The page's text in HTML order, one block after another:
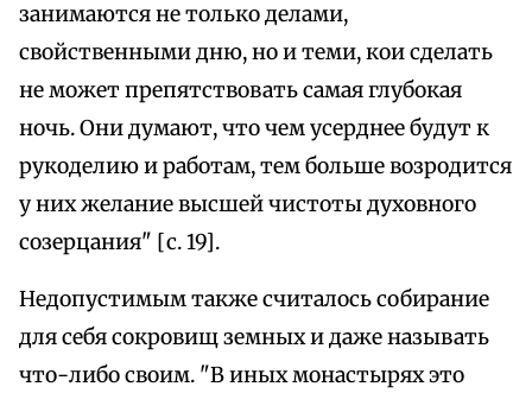
занимаются не только делами,
свойственными дню, но и теми, кои сделать
не может препятствовать самая глубокая
ночь. Они думают, что чем усерднее будут к
рукоделию и работам, тем больше возродится
у них желание высшей чистоты духовного
созерцания" [с. 19].
Недопустимым также считалось собирание
для себя сокровищ земных и даже называть
что-либо своим. "В иных монастырях это